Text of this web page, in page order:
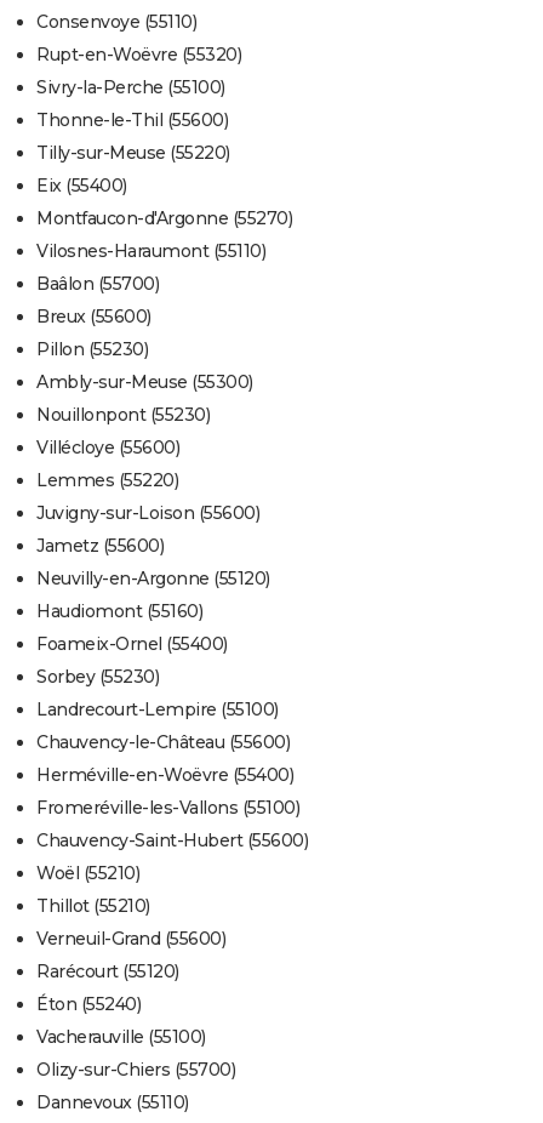
Consenvoye (55110)
Rupt-en-Woëvre (55320)
Sivry-la-Perche (55100)
Thonne-le-Thil (55600)
Tilly-sur-Meuse (55220)
Eix (55400)
Montfaucon-d'Argonne (55270)
Vilosnes-Haraumont (55110)
Baâlon (55700)
Breux (55600)
Pillon (55230)
Ambly-sur-Meuse (55300)
Nouillonpont (55230)
Villécloye (55600)
Lemmes (55220)
Juvigny-sur-Loison (55600)
Jametz (55600)
Neuvilly-en-Argonne (55120)
Haudiomont (55160)
Foameix-Ornel (55400)
Sorbey (55230)
Landrecourt-Lempire (55100)
Chauvency-le-Château (55600)
Herméville-en-Woëvre (55400)
Fromeréville-les-Vallons (55100)
Chauvency-Saint-Hubert (55600)
Woël (55210)
Thillot (55210)
Verneuil-Grand (55600)
Rarécourt (55120)
Éton (55240)
Vacherauville (55100)
Olizy-sur-Chiers (55700)
Dannevoux (55110)